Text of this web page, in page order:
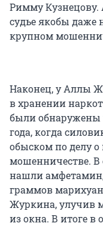
Римму Кузнецову.
судье якобы даже
крупном
Наконец, у Аллы
в хранении
были обнаружены
года, когда
обыском по делу
мошенничестве. В
нашли амфетамин,
граммов
Журкина, улучив
из окна. В итоге в